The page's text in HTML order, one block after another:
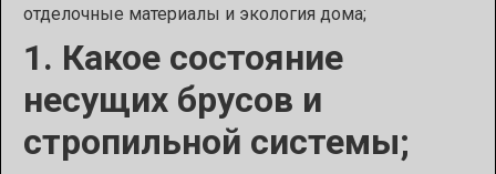
отделочные материалы и экология дома;
1. Какое состояние
несущих брусов и
стропильной системы;